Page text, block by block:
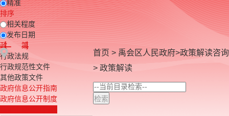
精准
排序
相关程度
发布日期
政 策
行政法规
行政规范性文件
其他政策文件
政府信息公开指南
政府信息公开制度
首页 > 禹会区人民政府>政策解读咨询
> 政策解读